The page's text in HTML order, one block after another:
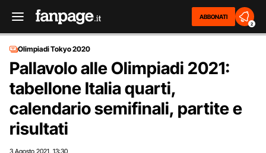
ABBONATI
2
Olimpiadi Tokyo 2020
Pallavolo alle Olimpiadi 2021:
tabellone Italia quarti,
calendario semifinali, partite e
risultati
3 Agosto 2021 13:30